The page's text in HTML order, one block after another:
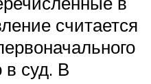
считается
в суд. В